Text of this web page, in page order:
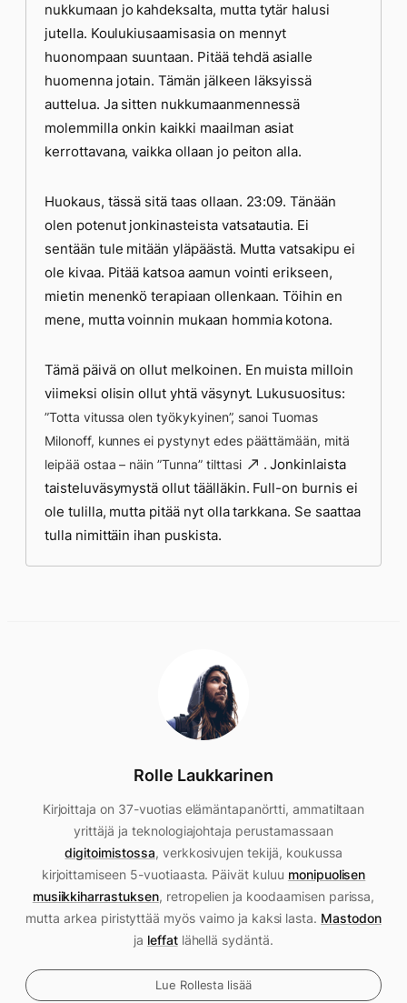
nukkumaan jo kahdeksalta, mutta tytär halusi
jutella. Koulukiusaamisasia on mennyt
huonompaan suuntaan. Pitää tehdä asialle
huomenna jotain. Tämän jälkeen läksyissä
auttelua. Ja sitten nukkumaanmennessä
molemmilla onkin kaikki maailman asiat
kerrottavana, vaikka ollaan jo peiton alla.
Huokaus, tässä sitä taas ollaan. 23:09. Tänään
olen potenut jonkinasteista vatsatautia. Ei
sentään tule mitään yläpäästä. Mutta vatsakipu ei
ole kivaa. Pitää katsoa aamun vointi erikseen,
mietin menenkö terapiaan ollenkaan. Töihin en
mene, mutta voinnin mukaan hommia kotona.
Tämä päivä on ollut melkoinen. En muista milloin
viimeksi olisin ollut yhtä väsynyt. Lukusuositus:
”Totta vitussa olen työkykyinen”, sanoi Tuomas
Milonoff, kunnes ei pystynyt edes päättämään, mitä
leipää ostaa – näin ”Tunna” tilttasi
. Jonkinlaista
taisteluväsymystä ollut täälläkin. Full-on burnis ei
ole tulilla, mutta pitää nyt olla tarkkana. Se saattaa
tulla nimittäin ihan puskista.
Rolle Laukkarinen
Kirjoittaja on 37-vuotias elämäntapanörtti, ammatiltaan
yrittäjä ja teknologiajohtaja perustamassaan
digitoimistossa, verkkosivujen tekijä, koukussa
kirjoittamiseen 5-vuotiaasta. Päivät kuluu monipuolisen
musiikkiharrastuksen, retropelien ja koodaamisen parissa,
mutta arkea piristyttää myös vaimo ja kaksi lasta. Mastodon
ja leffatlähellä sydäntä.
Lue Rollesta lisää